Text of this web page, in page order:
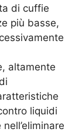
di cuffie
più basse,
altamente
liquidi